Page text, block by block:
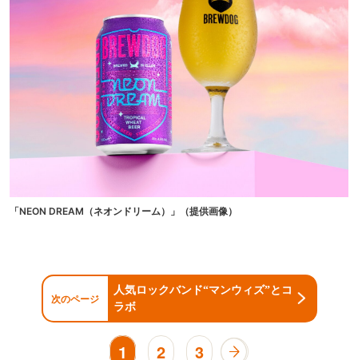
「NEON DREAM（ネオンドリーム）」（提供画像）
次のページ
人気ロックバンド“マンウィズ”とコ
ラボ
1 2 3